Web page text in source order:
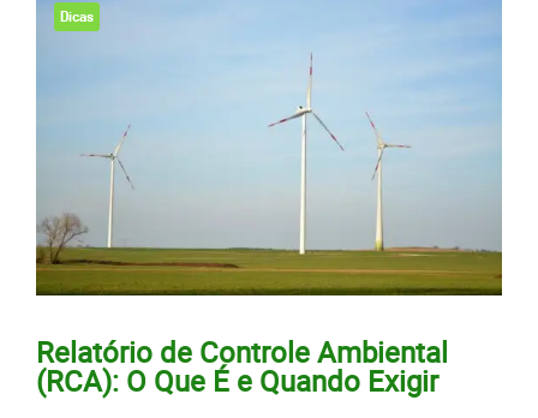
Dicas
Relatório de Controle Ambiental
(RCA): O Que É e Quando Exigir